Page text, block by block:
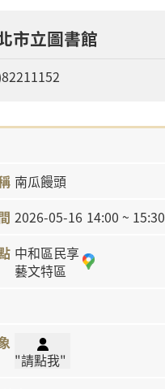
市立圖書館
南瓜饅頭
2026-05-16 14:00 ~ 15:30
中和區民享
藝文特區
"請點我"